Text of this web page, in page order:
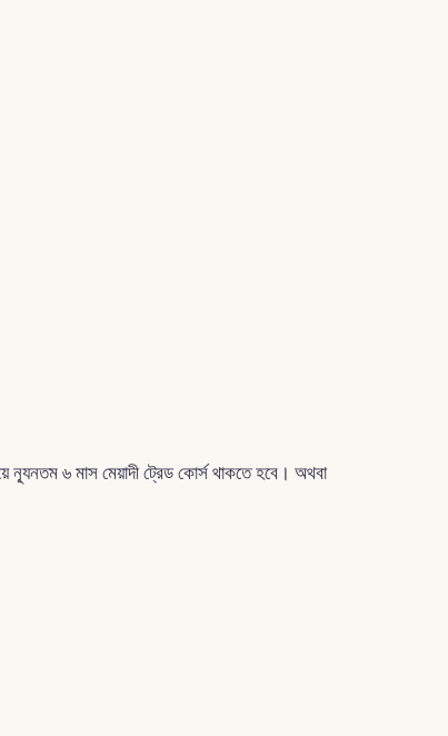
ন্যূনতম ৬ মাস মেয়াদী ট্রেড কোর্স থাকতে হবে। অথবা